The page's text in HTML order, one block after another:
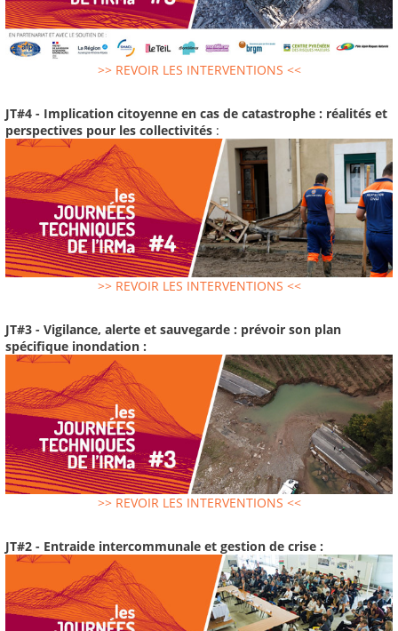
>> REVOIR LES INTERVENTIONS <<
JT#4 - Implication citoyenne en cas de catastrophe : réalités et
perspectives pour les collectivités :
>> REVOIR LES INTERVENTIONS <<
JT#3 - Vigilance, alerte et sauvegarde : prévoir son plan
spécifique inondation :
>> REVOIR LES INTERVENTIONS <<
JT#2 - Entraide intercommunale et gestion de crise :